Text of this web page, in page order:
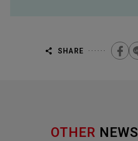
SHARE
OTHER NEWS